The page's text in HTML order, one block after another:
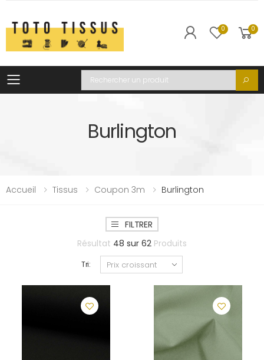
0 0
Toggle mobile menu
Recherche
Burlington
Accueil Tissus Coupon 3m Burlington
FILTRER
Résultat 48 sur 62 Produits
Tri: